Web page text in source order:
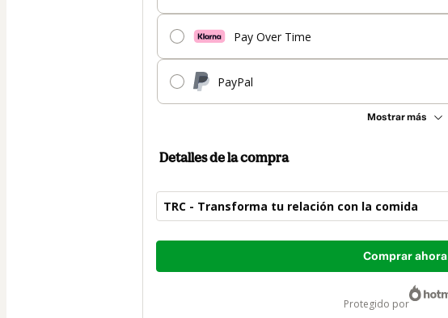
Pay Over Time
PayPal
Mostrar más
Detalles de la compra
TRC - Transforma tu relación con la comida
Total
Comprar ahora
protegido por